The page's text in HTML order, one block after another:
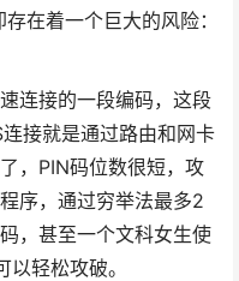
在着一个巨大的风险：
接的一段编码，这段
接就是通过路由和网卡
，PIN码位数很短，攻
序，通过穷举法最多2
，甚至一个文科女生使
轻松攻破。